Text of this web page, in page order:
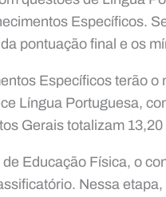
Específicos.
pontuação final e os
Específicos terão
Língua Portuguesa,
Gerais totalizam
Educação Física, o
Nessa